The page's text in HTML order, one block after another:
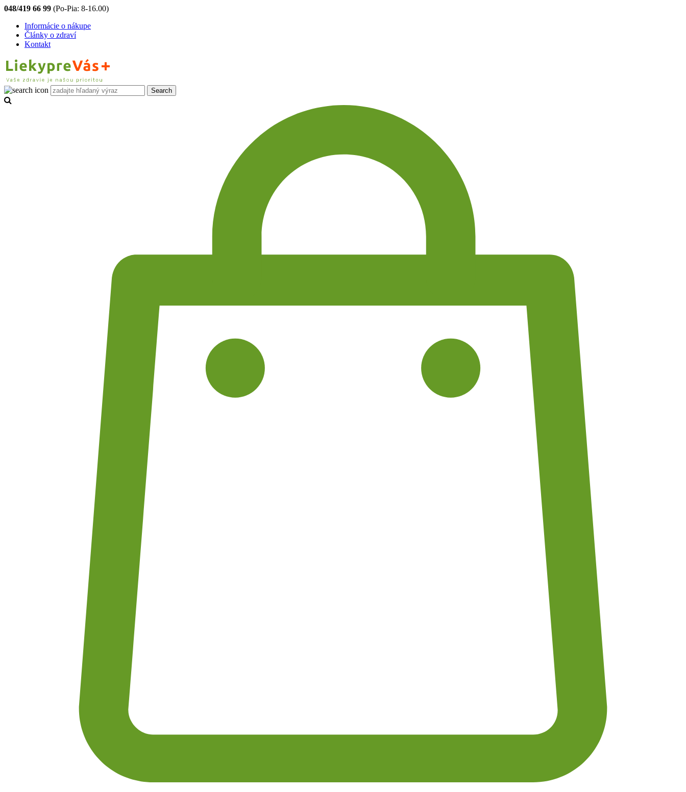
048/419 66 99 (Po-Pia: 8-16.00)
Informácie o nákupe
Články o zdraví
Kontakt